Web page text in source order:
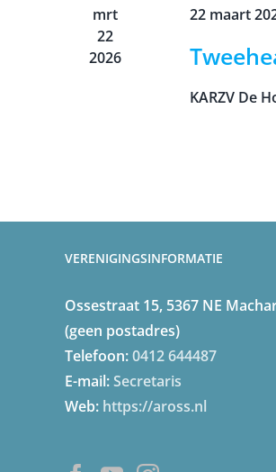
mrt
22
2026
22 maart
KARZV De
VERENIGINGSINFORMATIE
Ossestraat 15, 5367 NE
(geen postadres)
Telefoon:0412 644487
E-mail:Secretaris
Web: https://aross.nl